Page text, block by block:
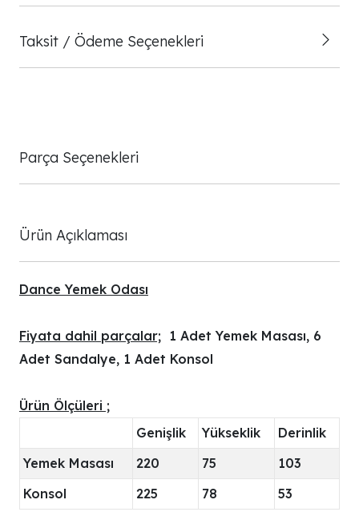
Taksit / Ödeme Seçenekleri
Parça Seçenekleri
Ürün Açıklaması
Dance Yemek Odası
Fiyata dahil parçalar; 1 Adet Yemek Masası, 6
Adet Sandalye, 1 Adet Konsol
Ürün Ölçüleri ;
Genişlik
Yükseklik
Derinlik
Yemek Masası
220 75
103
Konsol
225 78 53